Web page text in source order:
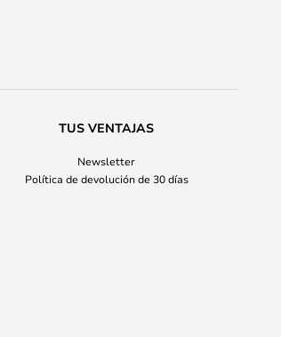
TUS VENTAJAS
Newsletter
Política de devolución de 30 días